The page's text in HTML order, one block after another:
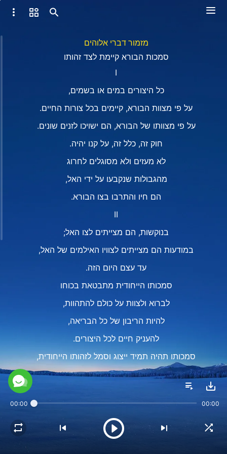
מזמור דברי אלוהים
סמכות הבורא קיימת לצד זהותו
I
כל היצורים במים או בשמים,
על פי מצוות הבורא, קיימים בכל צורות החיים.
על פי מצוותו של הבורא, הם ישויכו לזנים שונים.
חוק זה, כלל זה, על קנו יהיה.
לא מעזים ולא מסוגלים לחרוג
מהגבולות שנקבעו על ידי האל,
הם חיו והתרבו בצו הבורא.
II
בנוקשות, הם מצייתים לצו האל;
במודעות הם מצייתים לצוויו האילמים של האל,
עד עצם היום הזה.
סמכותו הייחודית מתבטאת בכוחו
לברוא ולצוות על כולם להתהוות,
להיות הריבון של כל הבריאה,
להעניק חיים לכל היצורים.
סמכותו תהיה תמיד ייצוג וסמל לזהותו הייחודית,
וסמכותו תתקיים, תמיד היא תתקיים לצד זהותו!
להתקיים בצורות מושלמות, חיים ותפקידים.
00:00 00:00